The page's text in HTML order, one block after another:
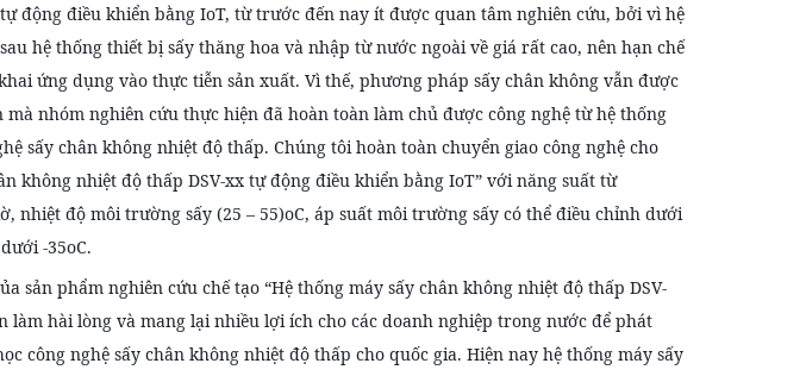
động điều khiển bằng IoT, từ trước đến nay ít được quan tâm nghiên cứu, bởi vì hệ
hệ thống thiết bị sấy thăng hoa và nhập từ nước ngoài về giá rất cao, nên hạn chế
ứng dụng vào thực tiễn sản xuất. Vì thế, phương pháp sấy chân không vẫn được
nhóm nghiên cứu thực hiện đã hoàn toàn làm chủ được công nghệ từ hệ thống
sấy chân không nhiệt độ thấp. Chúng tôi hoàn toàn chuyển giao công nghệ cho
không nhiệt độ thấp DSV-xx tự động điều khiển bằng IoT” với năng suất từ
nhiệt độ môi trường sấy (25 – 55)oC, áp suất môi trường sấy có thể điều chỉnh dưới
-35oC.
sản phẩm nghiên cứu chế tạo “Hệ thống máy sấy chân không nhiệt độ thấp DSV-
làm hài lòng và mang lại nhiều lợi ích cho các doanh nghiệp trong nước để phát
công nghệ sấy chân không nhiệt độ thấp cho quốc gia. Hiện nay hệ thống máy sấy